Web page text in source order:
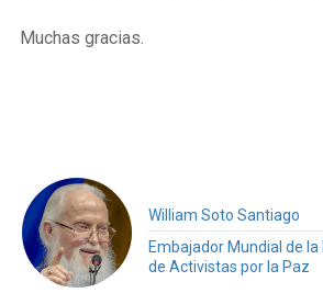
Muchas gracias.
William Soto Santiago
Embajador Mundial de la
de Activistas por la Paz